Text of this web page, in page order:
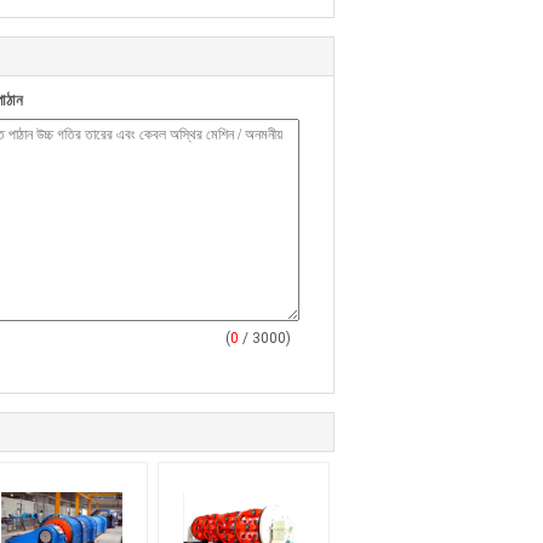
(0 / 3000)